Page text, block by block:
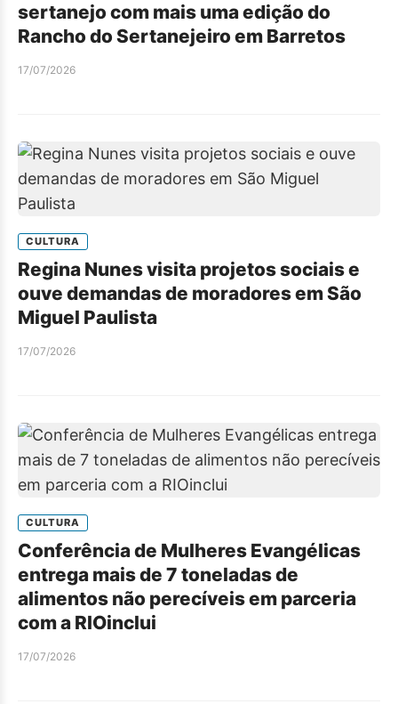
sertanejo com mais uma edição do
Rancho do Sertanejeiro em Barretos
17/07/2026
CULTURA
Regina Nunes visita projetos sociais e
ouve demandas de moradores em São
Miguel Paulista
17/07/2026
CULTURA
Conferência de Mulheres Evangélicas
entrega mais de 7 toneladas de
alimentos não perecíveis em parceria
com a RIOinclui
17/07/2026